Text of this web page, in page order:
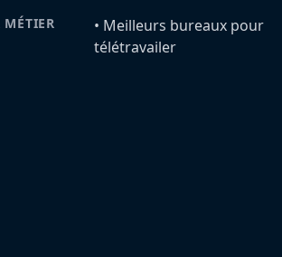
MÉTIER
•️ Meilleurs bureaux pour
télétravailer